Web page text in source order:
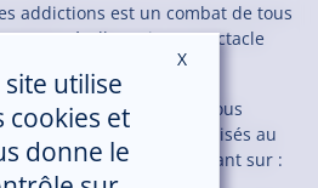
addictions est un combat de tous
à aller voir ce spectacle
Thomas Quillardet, qui nous
de patients « accros » croisés au
Un monologue percutant sur :
site utilise
cookies et
donne le
XMasquer le